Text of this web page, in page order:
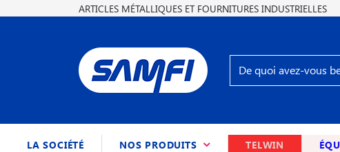
ARTICLES MÉTALLIQUES ET FOURNITURES INDUSTRIELLES
LA SOCIÉTÉ NOS PRODUITS (CURRENT)TELWIN